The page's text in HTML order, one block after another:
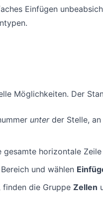
Einfügen
Möglichkeiten. Der
unterder Stelle, an
horizontale
und wählen
finden die Gruppe Zellen